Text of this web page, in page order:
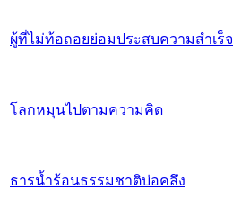
ผู้ที่ไม่ท้อถอยย่อมประสบความสำเร็จ
โลกหมุนไปตามความคิด
ธารน้ำร้อนธรรมชาติบ่อคลึง